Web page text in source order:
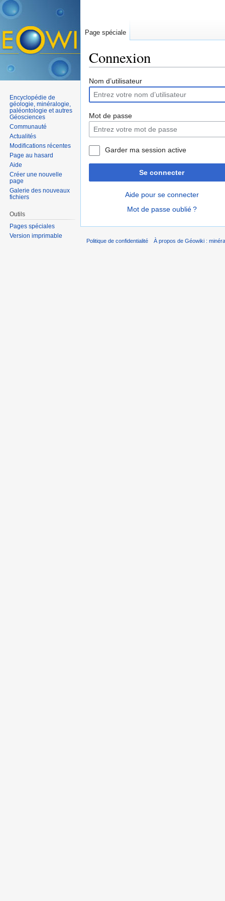
Connexion
Nom d’utilisateur
Mot de passe
Garder ma session active
Se connecter
Aide pour se connecter
Mot de passe oublié ?
Page spéciale
Encyclopédie de
géologie, minéralogie,
paléontologie et autres
Géosciences
Communauté
Actualités
Modifications récentes
Page au hasard
Aide
Créer une nouvelle
page
Galerie des nouveaux
fichiers
Outils
Pages spéciales
Version imprimable
Politique de confidentialité À propos de Géowiki :